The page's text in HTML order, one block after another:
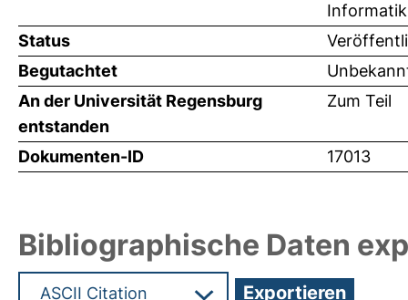
Informatik
Status
Begutachtet
An der Universität Regensburg
entstanden
Zum Teil
Dokumenten-ID 17013
Bibliographische Daten